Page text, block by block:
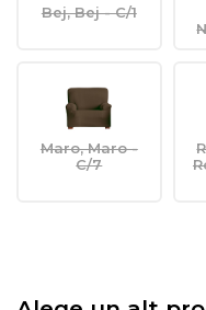
Bej, Bej - C/1
Maro, Maro -
C/7